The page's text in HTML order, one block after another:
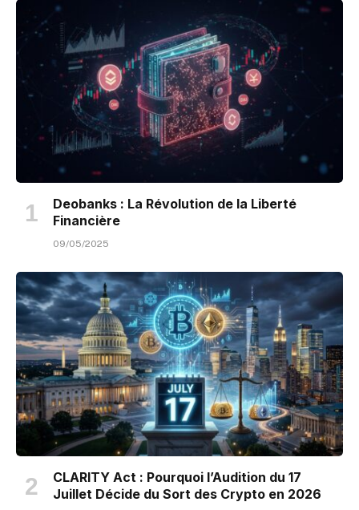
Deobanks : La Révolution de la Liberté
Financière
09/05/2025
CLARITY Act : Pourquoi l’Audition du 17
Juillet Décide du Sort des Crypto en 2026